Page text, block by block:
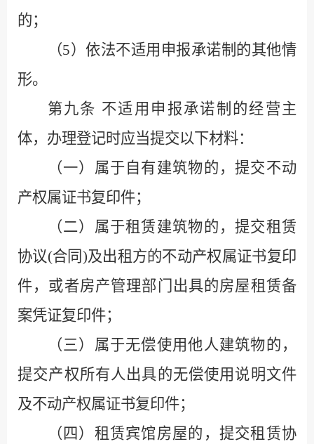
的；
（5）依法不适用申报承诺制的其他情
形。
第九条 不适用申报承诺制的经营主
体，办理登记时应当提交以下材料：
（一）属于自有建筑物的，提交不动
产权属证书复印件；
（二）属于租赁建筑物的，提交租赁
协议(合同 )及出租方的不动产权属证书复印
件，或者房产管理部门出具的房屋租赁备
案凭证复印件；
（三）属于无偿使用他人建筑物的，
提交产权所有人出具的无偿使用说明文件
及不动产权属证书复印件；
（四）租赁宾馆房屋的，提交租赁协